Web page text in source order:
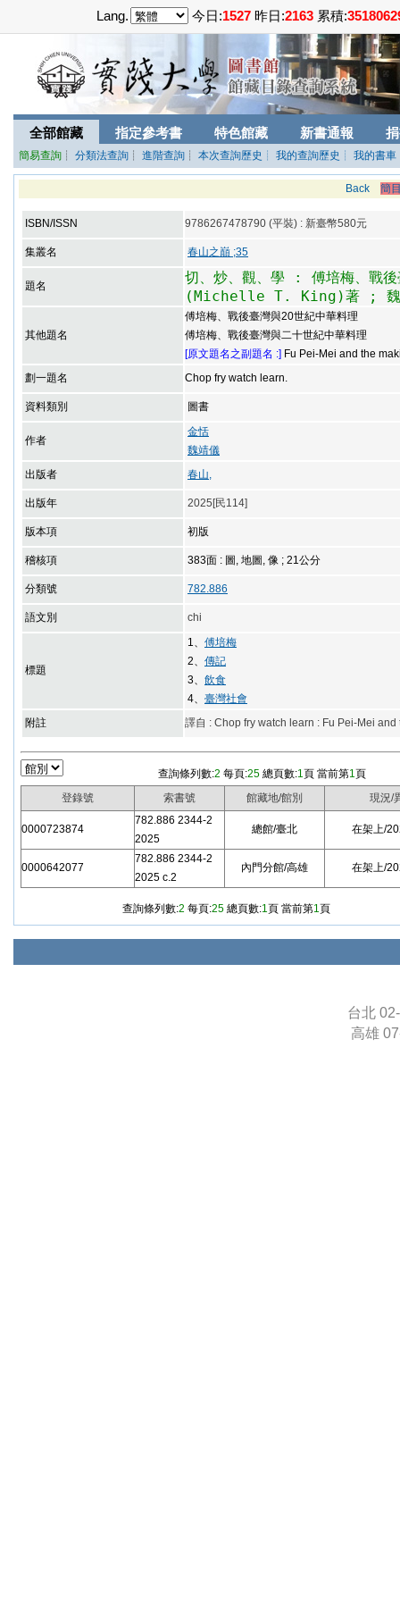
Lang. 今日:1527 昨日:2163 累積:
全部館藏 指定參考書 特色館藏 新書通報
簡易查詢 ┊ 分類法查詢 ┊ 進階查詢 ┊ 本次查詢歷史 ┊ 我的查詢歷史 ┊ 我的書車
Back 簡
ISBN/ISSN 9786267478790 (平裝) : 新臺幣580元
集叢名 春山之巔 ;35
題名
切、炒、觀、學 : 傅培梅、戰
(Michelle T. King)著 ; 魏
其他題名
傅培梅、戰後臺灣與20世紀中華料理
傅培梅、戰後臺灣與二十世紀中華料理
[原文題名之副題名 :] Fu Pei-Mei and the
劃一題名
Chop fry watch learn.
資料類別 圖書
作者
金恬
魏靖儀
出版者
春山,
出版年 2025[民114]
版本項 初版
稽核項 383面 : 圖, 地圖, 像 ; 21公分
分類號 782.886
語文別 chi
標題
1、 傅培梅
2、 傳記
3、 飲食
4、 臺灣社會
附註
譯自 : Chop fry watch learn : Fu Pei-Mei
查詢條列數:2 每頁:25 總頁數:1頁 當前第1頁
登錄號
索書號 館藏地/館別 現況/
0000723874
782.886 2344-2
2025
總館/臺北 在架上/
0000642077
782.886 2344-2
2025 c.2
內門分館/高雄 在架上/
查詢條列數:2 每頁:25 總頁數:1頁 當前第1頁
台北
高雄